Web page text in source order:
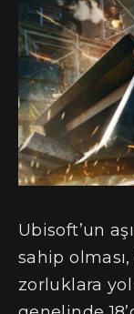
Ubisoft’un
sahip
zorluklara